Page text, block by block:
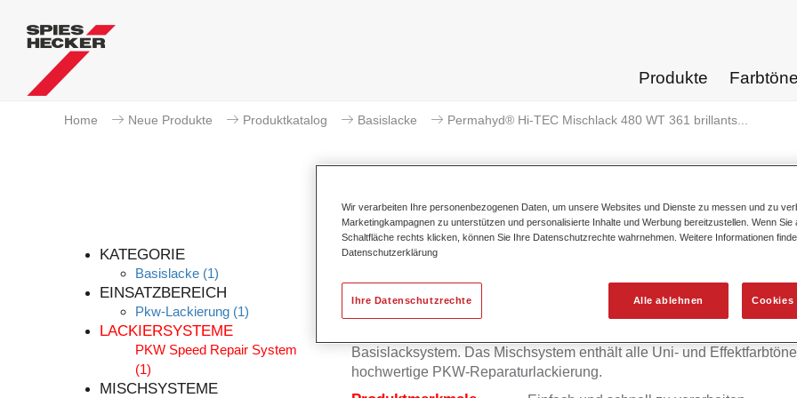
Produkte Farbtöne
Home Neue Produkte Produktkatalog Basislacke Permahyd® Hi-TEC Mischlack 480 WT 361 brillants...
KATEGORIE
Basislacke (1)
EINSATZBEREICH
Pkw-Lackierung (1)
LACKIERSYSTEME
PKW Speed Repair System
(1)
MISCHSYSTEME
Permahyd® Hi-TEC Mischlack
Basislacksystem. Das Mischsystem enthält alle Uni- und
hochwertige PKW-Reparaturlackierung.
Wir verarbeiten Ihre personenbezogenen Daten, um unsere Websites und Dienste zu messen und zu
Marketingkampagnen zu unterstützen und personalisierte Inhalte und Werbung bereitzustellen. Wenn Sie
Schaltfläche rechts klicken, können Sie Ihre Datenschutzrechte wahrnehmen. Weitere Informationen
Datenschutzerklärung
Alle ablehnen Cookies
Ihre Datenschutzrechte